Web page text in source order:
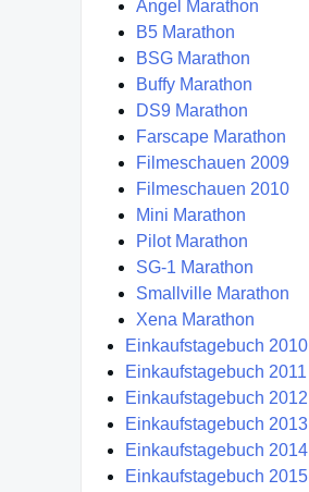
Angel Marathon
B5 Marathon
BSG Marathon
Buffy Marathon
DS9 Marathon
Farscape Marathon
Filmeschauen 2009
Filmeschauen 2010
Mini Marathon
Pilot Marathon
SG-1 Marathon
Smallville Marathon
Xena Marathon
Einkaufstagebuch 2010
Einkaufstagebuch 2011
Einkaufstagebuch 2012
Einkaufstagebuch 2013
Einkaufstagebuch 2014
Einkaufstagebuch 2015